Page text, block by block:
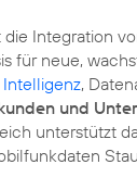
Integration
für neue,
,
und
unterstützt